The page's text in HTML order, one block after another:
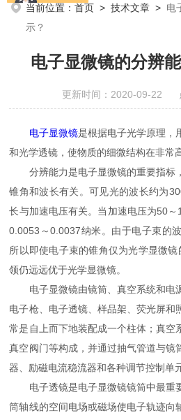
当前位置：首页 >技术文章 > 电
示？
电子显微镜的分辨
更新时间：2020-09-22
电子显微镜是根据电子光学原理，
和光学透镜，使物质的细微结构在非常
分辨能力是电子显微镜的重要指标
锥角和波长有关。可见光的波长约为
长与加速电压有关。当加速电压为50
0.0053～0.0037纳米。由于电子束的
所以即使电子束的锥角仅为光学显微
领仍远远优于光学显微镜。
电子显微镜由镜筒、真空系统和电
电子枪、电子透镜、样品架、荧光屏和
常是自上而下地装配成一个柱体；真空
真空阀门等构成，并通过抽气管道与镜
器、励磁电流稳流器和各种调节控制单
电子透镜是电子显微镜镜筒中最重
筒轴线的空间电场或磁场使电子轨迹向